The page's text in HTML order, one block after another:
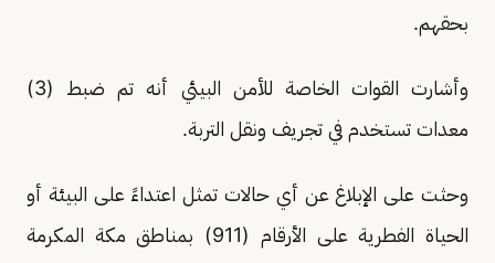
بحقهم.
وأشارت القوات الخاصة للأمن البيئي أنه تم ضبط (3)
معدات تستخدم في تجريف ونقل التربة.
وحثت على الإبلاغ عن أي حالات تمثل اعتداءً على البيئة أو
الحياة الفطرية على الأرقام (911) بمناطق مكة المكرمة